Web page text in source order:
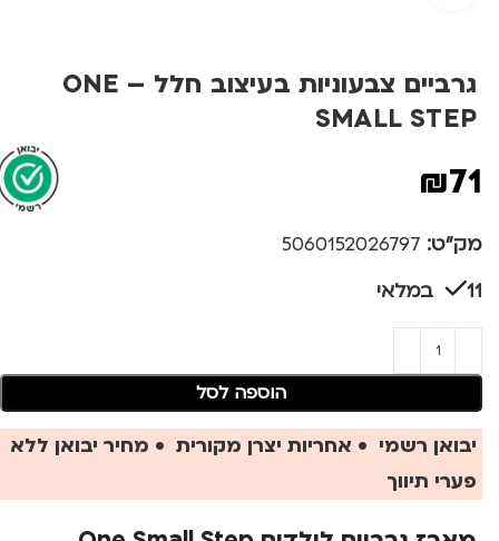
גרביים צבעוניות בעיצוב חלל – ONE
SMALL STEP
₪71
מק"ט: 5060152026797
11 במלאי
הוספה לסל
יבואן רשמי • אחריות יצרן מקורית • מחיר יבואן ללא
פערי תיווך